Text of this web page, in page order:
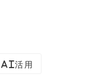
AI活用